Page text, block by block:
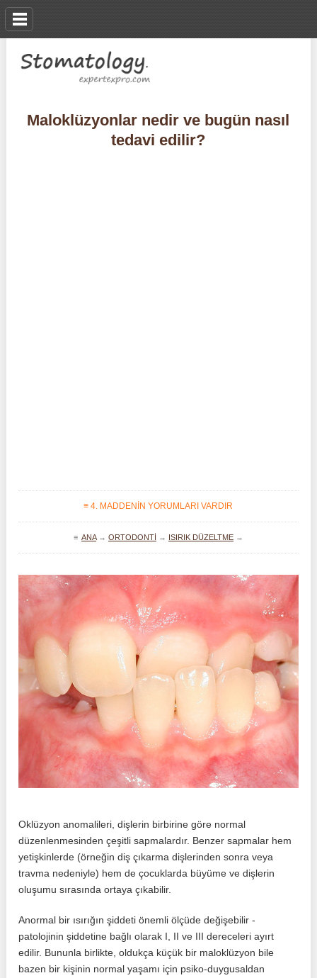
Maloklüzyonlar nedir ve bugün nasıl
tedavi edilir?
≡ 4. MADDENIN YORUMLARI VARDIR
≡ ANA→ ORTODONTI → ISIRIK DÜZELTME→
Oklüzyon anomalileri, dişlerin birbirine göre normal
düzenlenmesinden çeşitli sapmalardır. Benzer sapmalar hem
yetişkinlerde (örneğin diş çıkarma dişlerinden sonra veya
travma nedeniyle) hem de çocuklarda büyüme ve dişlerin
oluşumu sırasında ortaya çıkabilir.
Anormal bir ısırığın şiddeti önemli ölçüde değişebilir -
patolojinin şiddetine bağlı olarak I, II ve III dereceleri ayırt
edilir. Bununla birlikte, oldukça küçük bir maloklüzyon bile
bazen bir kişinin normal yaşamı için psiko-duygusaldan